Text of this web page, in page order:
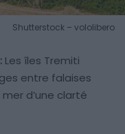
Shutterstock – vololibero
Les îles Tremiti
entre falaises
d’une clarté